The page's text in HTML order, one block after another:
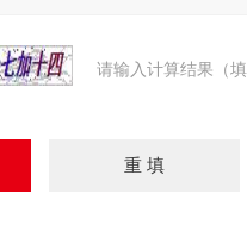
请输入计算结果（